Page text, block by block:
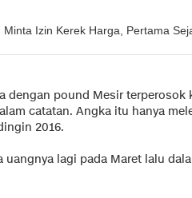
Izin Kerek Harga, Pertama
dengan pound Mesir terperosok
catatan. Angka itu hanya
2016.
uangnya lagi pada Maret lalu